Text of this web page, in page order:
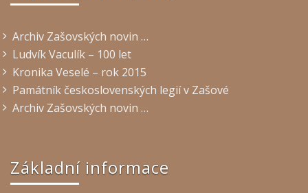
Archiv Zašovských novin …
Ludvík Vaculík – 100 let
Kronika Veselé – rok 2015
Památník československých legií v Zašové
Archiv Zašovských novin …
Základní informace